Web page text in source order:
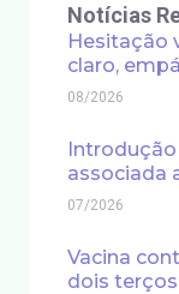
Notícias
Hesitação
claro,
08/2026
associada
07/2026
Vacina
dois